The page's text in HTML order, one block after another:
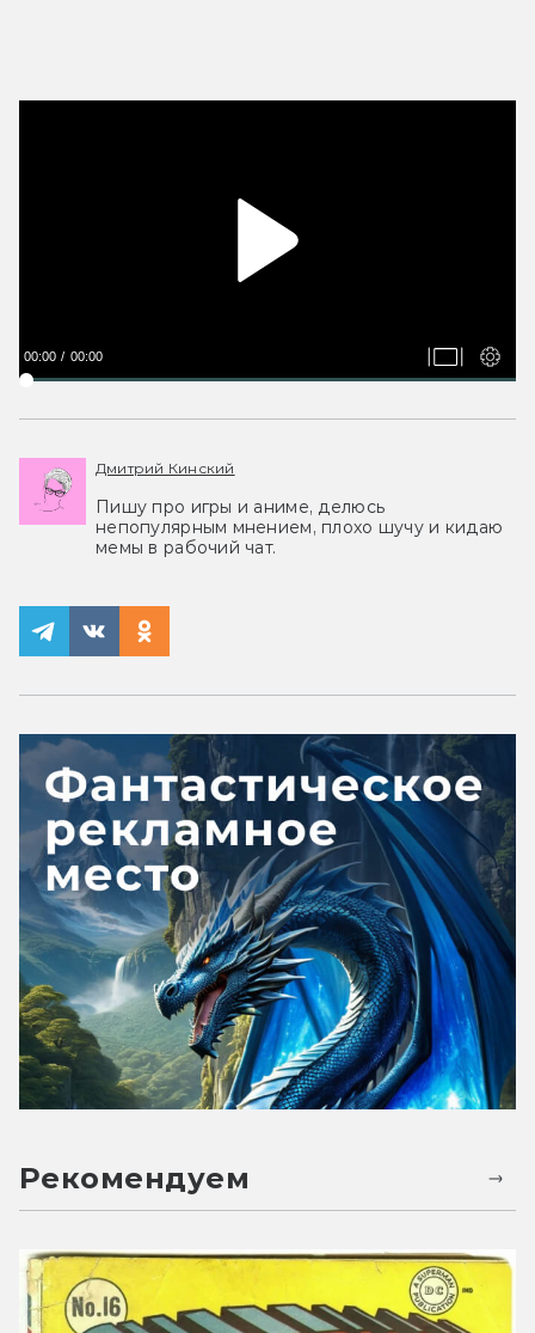
00:00 00:00
Дмитрий Кинский
Пишу про игры и аниме, делюсь
непопулярным мнением, плохо шучу и кидаю
мемы в рабочий чат.
Рекомендуем